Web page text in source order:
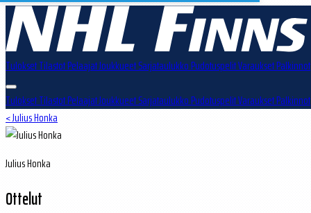
TuloksetTilastotPelaajatJoukkueetSarjataulukkoPudotuspelitVarauksetPalkinnot
TuloksetTilastotPelaajatJoukkueetSarjataulukkoPudotuspelitVarauksetPalkinnot
< Julius Honka
Julius Honka
Ottelut